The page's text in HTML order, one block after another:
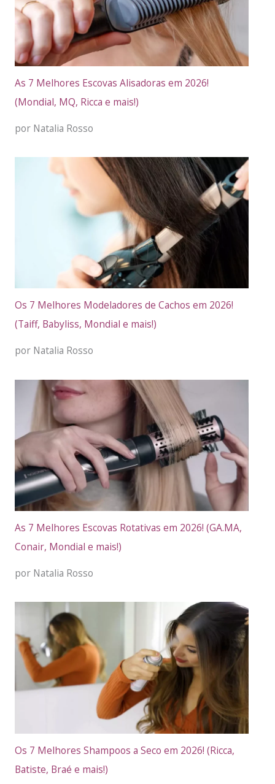
As 7 Melhores Escovas Alisadoras em 2026!
(Mondial, MQ, Ricca e mais!)
por Natalia Rosso
Os 7 Melhores Modeladores de Cachos em 2026!
(Taiff, Babyliss, Mondial e mais!)
por Natalia Rosso
As 7 Melhores Escovas Rotativas em 2026! (GA.MA,
Conair, Mondial e mais!)
por Natalia Rosso
Os 7 Melhores Shampoos a Seco em 2026! (Ricca,
Batiste, Braé e mais!)